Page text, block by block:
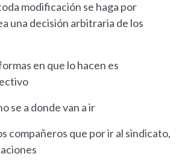
modificación se haga por
una decisión arbitraria de los
en que lo hacen es
se a donde van a ir
compañeros que por ir al sindicato,